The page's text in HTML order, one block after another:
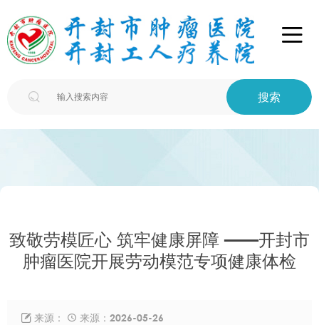

 搜索
致敬劳模匠心 筑牢健康屏障 ——开封市
肿瘤医院开展劳动模范专项健康体检
 来源：  来源：2026-05-26